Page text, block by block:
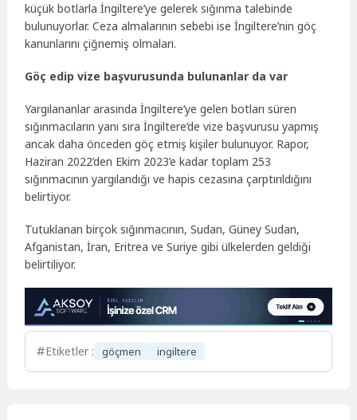
küçük botlarla İngiltere’ye gelerek sığınma talebinde
bulunuyorlar. Ceza almalarının sebebi ise İngiltere’nin göç
kanunlarını çiğnemiş olmaları.
Göç edip vize başvurusunda bulunanlar da var
Yargılananlar arasında İngiltere’ye gelen botları süren
sığınmacıların yanı sıra İngiltere’de vize başvurusu yapmış
ancak daha önceden göç etmiş kişiler bulunuyor. Rapor,
Haziran 2022’den Ekim 2023’e kadar toplam 253
sığınmacının yargılandığı ve hapis cezasına çarptırıldığını
belirtiyor.
Tutuklanan birçok sığınmacının, Sudan, Güney Sudan,
Afganistan, İran, Eritrea ve Suriye gibi ülkelerden geldiği
belirtiliyor.
Etiketler : göçmen ingiltere